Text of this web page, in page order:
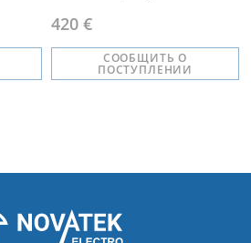
420 €
СООБЩИТЬ О
ПОСТУПЛЕНИИ